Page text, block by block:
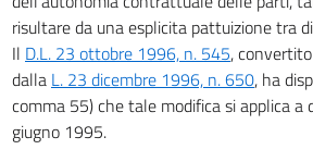
Sezione II
Protezione dei diritti sull'opera
della
personalità dell'autore (Diritto
20
21
risultare da una esplicita pattuizione tra
Il D.L. 23 ottobre 1996, n. 545,
dalla L. 23 dicembre 1996, n. 650, ha
comma 55) che tale modifica si applica a
giugno 1995.